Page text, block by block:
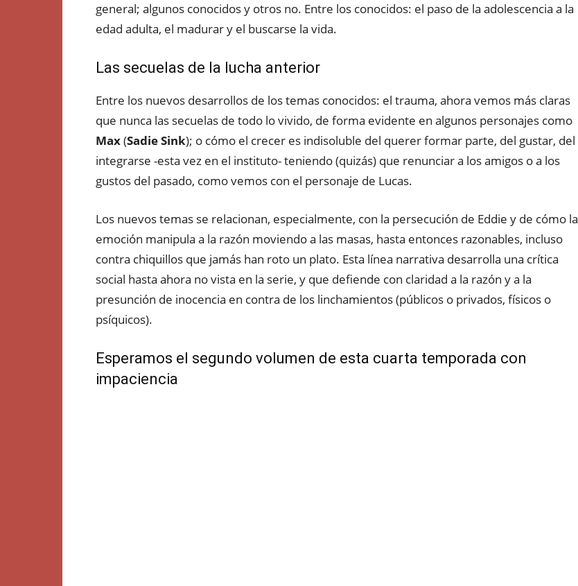
general; algunos conocidos y otros no. Entre los conocidos: el paso de la adolescencia a la
edad adulta, el madurar y el buscarse la vida.
Las secuelas de la lucha anterior
Entre los nuevos desarrollos de los temas conocidos: el trauma, ahora vemos más claras
que nunca las secuelas de todo lo vivido, de forma evidente en algunos personajes como
Max(Sadie Sink); o cómo el crecer es indisoluble del querer formar parte, del gustar, del
integrarse -esta vez en el instituto- teniendo (quizás) que renunciar a los amigos o a los
gustos del pasado, como vemos con el personaje de Lucas.
Los nuevos temas se relacionan, especialmente, con la persecución de Eddie y de cómo la
emoción manipula a la razón moviendo a las masas, hasta entonces razonables, incluso
contra chiquillos que jamás han roto un plato. Esta línea narrativa desarrolla una crítica
social hasta ahora no vista en la serie, y que defiende con claridad a la razón y a la
presunción de inocencia en contra de los linchamientos (públicos o privados, físicos o
psíquicos).
Esperamos el segundo volumen de esta cuarta temporada con
impaciencia